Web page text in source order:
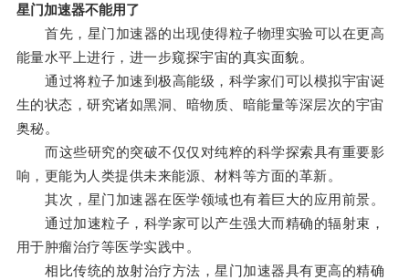
星门加速器不能用了
首先，星门加速器的出现使得粒子物理实验可以在更高
能量水平上进行，进一步窥探宇宙的真实面貌。
通过将粒子加速到极高能级，科学家们可以模拟宇宙诞
生的状态，研究诸如黑洞、暗物质、暗能量等深层次的宇宙
奥秘。
而这些研究的突破不仅仅对纯粹的科学探索具有重要影
响，更能为人类提供未来能源、材料等方面的革新。
其次，星门加速器在医学领域也有着巨大的应用前景。
通过加速粒子，科学家可以产生强大而精确的辐射束，
用于肿瘤治疗等医学实践中。
相比传统的放射治疗方法，星门加速器具有更高的精确